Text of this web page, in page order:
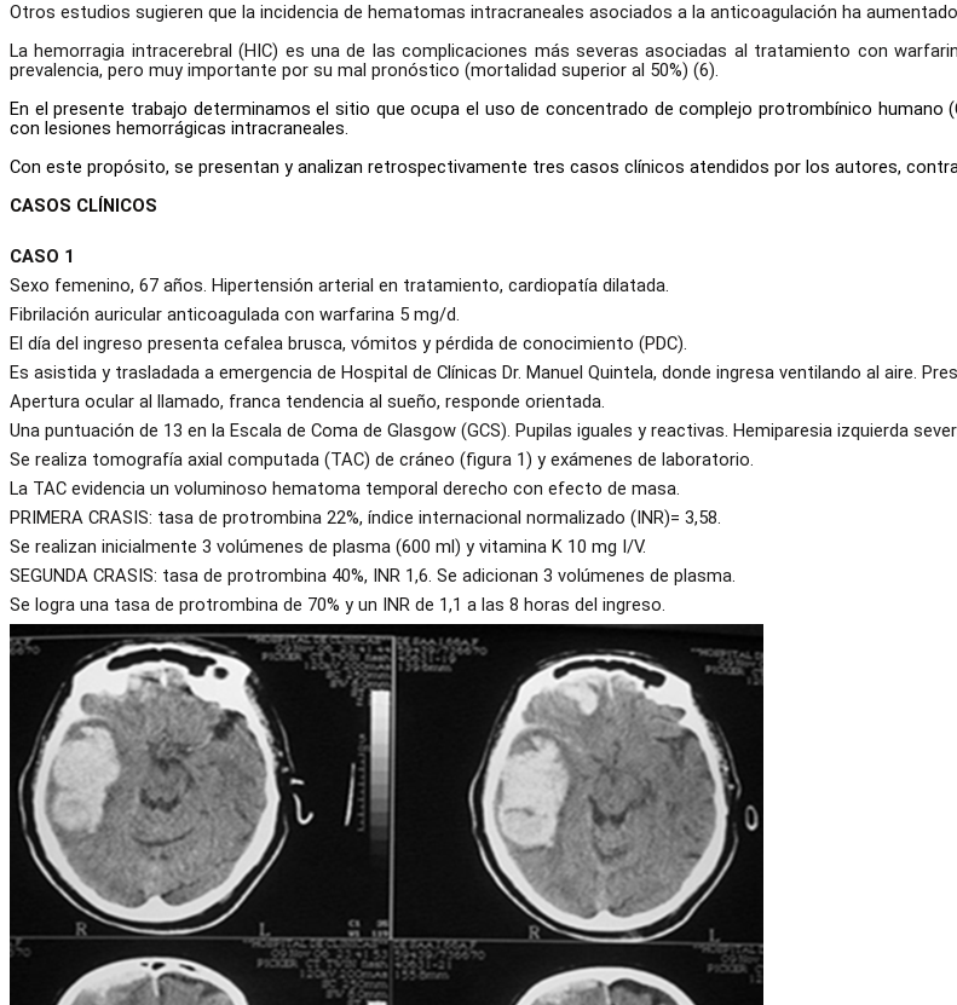
Otros estudios sugieren que la incidencia de hematomas intracraneales asociados a la anticoagulación ha
La hemorragia intracerebral (HIC) es una de las complicaciones más severas asociadas al tratamiento con
prevalencia, pero muy importante por su mal pronóstico (mortalidad superior al 50%) (6).
En el presente trabajo determinamos el sitio que ocupa el uso de concentrado de complejo protrombínico humano
con lesiones hemorrágicas intracraneales.
Con este propósito, se presentan y analizan retrospectivamente tres casos clínicos atendidos por los autores,
CASOS CLÍNICOS
CASO 1
Sexo femenino, 67 años. Hipertensión arterial en tratamiento, cardiopatía dilatada.
Fibrilación auricular anticoagulada con warfarina 5 mg/d.
El día del ingreso presenta cefalea brusca, vómitos y pérdida de conocimiento (PDC).
Es asistida y trasladada a emergencia de Hospital de Clínicas Dr. Manuel Quintela, donde ingresa ventilando al aire.
Apertura ocular al llamado, franca tendencia al sueño, responde orientada.
Una puntuación de 13 en la Escala de Coma de Glasgow (GCS). Pupilas iguales y reactivas. Hemiparesia izquierda
Se realiza tomografía axial computada (TAC) de cráneo (figura 1) y exámenes de laboratorio.
La TAC evidencia un voluminoso hematoma temporal derecho con efecto de masa.
PRIMERA CRASIS: tasa de protrombina 22%, índice internacional normalizado (INR)= 3,58.
Se realizan inicialmente 3 volúmenes de plasma (600 ml) y vitamina K 10 mg I/V.
SEGUNDA CRASIS: tasa de protrombina 40%, INR 1,6. Se adicionan 3 volúmenes de plasma.
Se logra una tasa de protrombina de 70% y un INR de 1,1 a las 8 horas del ingreso.